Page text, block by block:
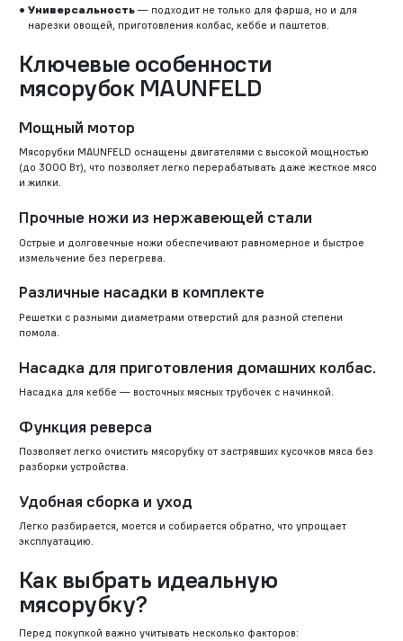
Универсальность — подходит не только для фарша, но и для
нарезки овощей, приготовления колбас, кеббе и паштетов.
Ключевые особенности
мясорубок MAUNFELD
Мощный мотор
Мясорубки MAUNFELD оснащены двигателями с высокой мощностью
(до 3000 Вт), что позволяет легко перерабатывать даже жесткое мясо
и жилки.
Прочные ножи из нержавеющей стали
Острые и долговечные ножи обеспечивают равномерное и быстрое
измельчение без перегрева.
Различные насадки в комплекте
Решетки с разными диаметрами отверстий для разной степени
помола.
Насадка для приготовления домашних колбас.
Насадка для кеббе — восточных мясных трубочек с начинкой.
Функция реверса
Позволяет легко очистить мясорубку от застрявших кусочков мяса без
разборки устройства.
Удобная сборка и уход
Легко разбирается, моется и собирается обратно, что упрощает
эксплуатацию.
Как выбрать идеальную
мясорубку?
Перед покупкой важно учитывать несколько факторов: